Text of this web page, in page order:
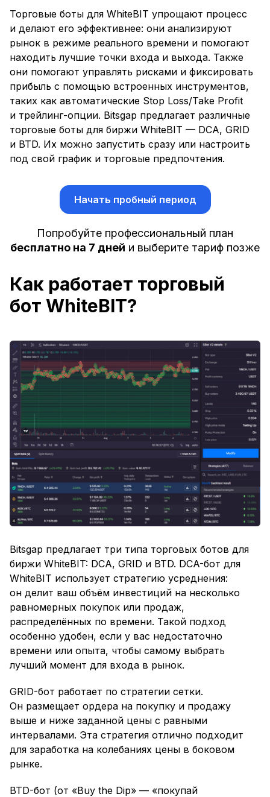
Торговые боты для WhiteBIT упрощают процесс
и делают его эффективнее: они анализируют
рынок в режиме реального времени и помогают
находить лучшие точки входа и выхода. Также
они помогают управлять рисками и фиксировать
прибыль с помощью встроенных инструментов,
таких как автоматические Stop Loss/Take Profit
и трейлинг-опции. Bitsgap предлагает различные
торговые боты для биржи WhiteBIT — DCA, GRID
и BTD. Их можно запустить сразу или настроить
под свой график и торговые предпочтения.
Начать пробный период
Попробуйте профессиональный план
бесплатно на 7 дней и выберите тариф позже
Как работает торговый
бот WhiteBIT?
Bitsgap предлагает три типа торговых ботов для
биржи WhiteBIT: DCA, GRID и BTD. DCA-бот для
WhiteBIT использует стратегию усреднения:
он делит ваш объём инвестиций на несколько
равномерных покупок или продаж,
распределённых по времени. Такой подход
особенно удобен, если у вас недостаточно
времени или опыта, чтобы самому выбрать
лучший момент для входа в рынок.
GRID-бот работает по стратегии сетки.
Он размещает ордера на покупку и продажу
выше и ниже заданной цены с равными
интервалами. Эта стратегия отлично подходит
для заработка на колебаниях цены в боковом
рынке.
BTD-бот (от «Buy the Dip» — «покупай